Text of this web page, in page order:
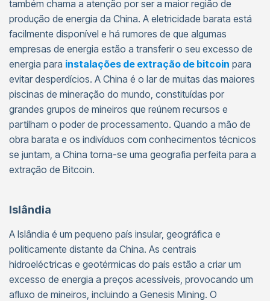
também chama a atenção por ser a maior região de
produção de energia da China. A eletricidade barata está
facilmente disponível e há rumores de que algumas
empresas de energia estão a transferir o seu excesso de
energia para instalações de extração de bitcoin para
evitar desperdícios. A China é o lar de muitas das maiores
piscinas de mineração do mundo, constituídas por
grandes grupos de mineiros que reúnem recursos e
partilham o poder de processamento. Quando a mão de
obra barata e os indivíduos com conhecimentos técnicos
se juntam, a China torna-se uma geografia perfeita para a
extração de Bitcoin.
Islândia
A Islândia é um pequeno país insular, geográfica e
politicamente distante da China. As centrais
hidroeléctricas e geotérmicas do país estão a criar um
excesso de energia a preços acessíveis, provocando um
afluxo de mineiros, incluindo a Genesis Mining. O